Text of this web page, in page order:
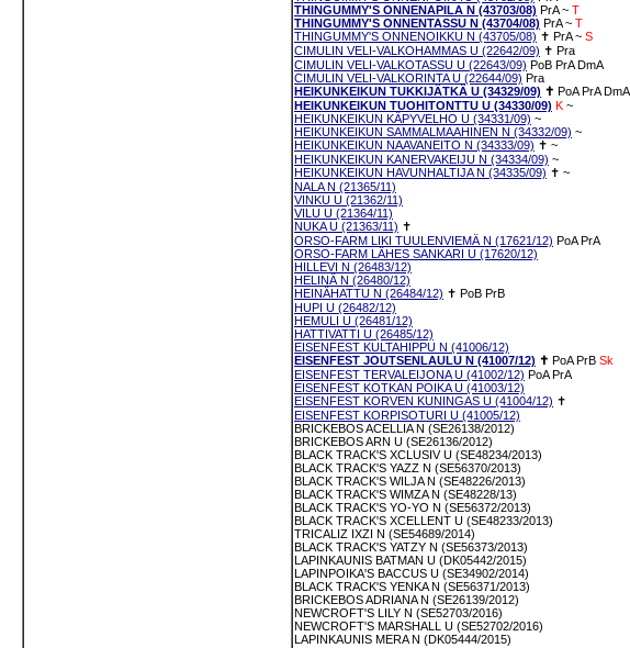
THINGUMMY'S ONNENAPILA N (43703/08) PrA ~ T
THINGUMMY'S ONNENTASSU N (43704/08) PrA ~ T
THINGUMMY'S ONNENOIKKU N (43705/08) ✝ PrA ~ S
CIMULIN VELI-VALKOHAMMAS U (22642/09) ✝ Pra
CIMULIN VELI-VALKOTASSU U (22643/09) PoB PrA DmA
CIMULIN VELI-VALKORINTA U (22644/09) Pra
HEIKUNKEIKUN TUKKIJÄTKÄ U (34329/09) ✝ PoA PrA DmA
HEIKUNKEIKUN TUOHITONTTU U (34330/09) K ~
HEIKUNKEIKUN KÄPYVELHO U (34331/09) ~
HEIKUNKEIKUN SAMMALMAAHINEN N (34332/09) ~
HEIKUNKEIKUN NAAVANEITO N (34333/09) ✝ ~
HEIKUNKEIKUN KANERVAKEIJU N (34334/09) ~
HEIKUNKEIKUN HAVUNHALTIJA N (34335/09) ✝ ~
NALA N (21365/11)
VINKU U (21362/11)
VILU U (21364/11)
NUKA U (21363/11) ✝
ORSO-FARM LIKI TUULENVIEMÄ N (17621/12) PoA PrA
ORSO-FARM LÄHES SANKARI U (17620/12)
HILLEVI N (26483/12)
HELINÄ N (26480/12)
HEINÄHATTU N (26484/12) ✝ PoB PrB
HUPI U (26482/12)
HEMULI U (26481/12)
HATTIVATTI U (26485/12)
EISENFEST KULTAHIPPU N (41006/12)
EISENFEST JOUTSENLAULU N (41007/12) ✝ PoA PrB Sk
EISENFEST TERVALEIJONA U (41002/12) PoA PrA
EISENFEST KOTKAN POIKA U (41003/12)
EISENFEST KORVEN KUNINGAS U (41004/12) ✝
EISENFEST KORPISOTURI U (41005/12)
BRICKEBOS ACELLIA N (SE26138/2012)
BRICKEBOS ARN U (SE26136/2012)
BLACK TRACK'S XCLUSIV U (SE48234/2013)
BLACK TRACK'S YAZZ N (SE56370/2013)
BLACK TRACK'S WILJA N (SE48226/2013)
BLACK TRACK'S WIMZA N (SE48228/13)
BLACK TRACK'S YO-YO N (SE56372/2013)
BLACK TRACK'S XCELLENT U (SE48233/2013)
TRICALIZ IXZI N (SE54689/2014)
BLACK TRACK'S YATZY N (SE56373/2013)
LAPINKAUNIS BATMAN U (DK05442/2015)
LAPINPOIKA'S BACCUS U (SE34902/2014)
BLACK TRACK'S YENKA N (SE56371/2013)
BRICKEBOS ADRIANA N (SE26139/2012)
NEWCROFT'S LILY N (SE52703/2016)
NEWCROFT'S MARSHALL U (SE52702/2016)
LAPINKAUNIS MERA N (DK05444/2015)